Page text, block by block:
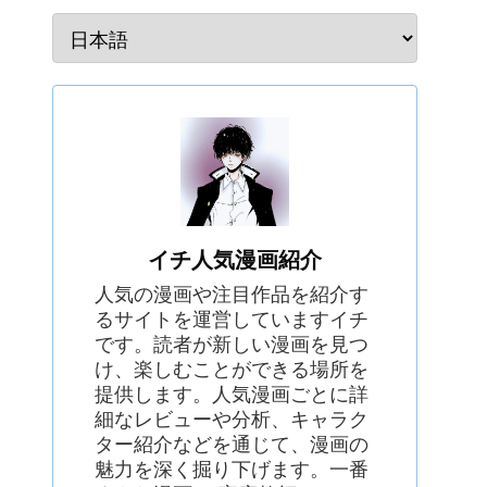
イチ人気漫画紹介
人気の漫画や注目作品を紹介す
るサイトを運営していますイチ
です。読者が新しい漫画を見つ
け、楽しむことができる場所を
提供します。人気漫画ごとに詳
細なレビューや分析、キャラク
ター紹介などを通じて、漫画の
魅力を深く掘り下げます。一番